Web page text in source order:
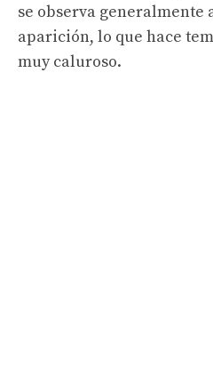
se observa generalmente
aparición, lo que hace
muy caluroso.